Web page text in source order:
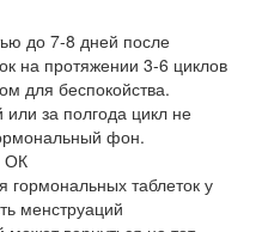
до 7-8 дней после
на протяжении 3-6 циклов
для беспокойства.
за полгода цикл не
фон.
ОК
таблеток у
менструаций